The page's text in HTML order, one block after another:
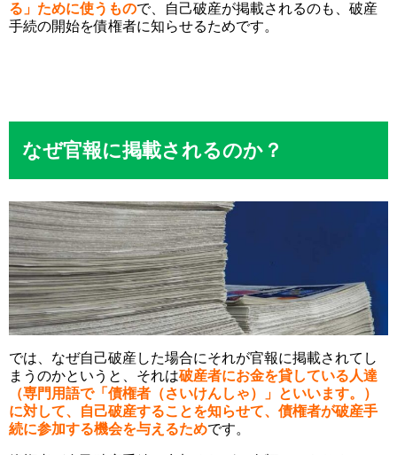
る」 ために使うもので、自己破産が掲載されるのも、破産
手続の開始を債権者に知らせるためです。
なぜ官報に掲載されるのか？
では、なぜ自己破産した場合にそれが官報に掲載されてし
まうのかというと、それは破産者にお金を貸している人達
（専門用語で「債権者（さいけんしゃ）」といいます。）
に対して、自己破産することを知らせて、債権者が破産手
続に参加する機会を与えるためです。